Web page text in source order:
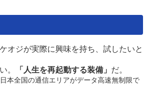
オジが実際に興味を持ち
、試したいと
。
「人生を再起動する装備」 だ。
本全国の通信エリアがデータ高速無制限で